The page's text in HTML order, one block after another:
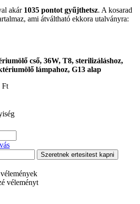
akár 1035 pontot gyűjthetsz. A kosarad
ami átváltható ekkora utalványra:
cső, 36W, T8, sterilizáláshoz,
lámpahoz, G13 alap
Ft
Szeretnek ertesitest kapni
véleményt